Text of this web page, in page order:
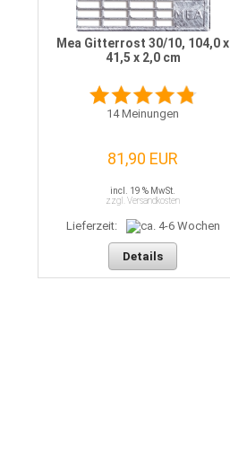
Mea Gitterrost 30/10, 104,0 x
41,5 x 2,0 cm
14Meinungen
81,90 EUR
incl. 19 % MwSt.
zzgl. Versandkosten
Lieferzeit:
Details